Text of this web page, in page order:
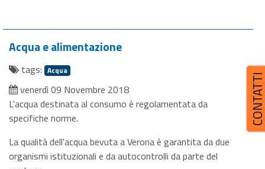
Acqua e alimentazione
tags: Acqua
venerdì 09 Novembre 2018
L'acqua destinata al consumo è regolamentata da
specifiche norme.
La qualità dell'acqua bevuta a Verona è garantita da due
organismi istituzionali e da autocontrolli da parte del